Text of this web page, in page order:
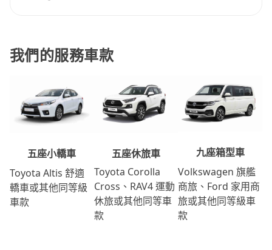
我們的服務車款
五座小轎車
Toyota Altis 舒適
轎車或其他同等級
車款
五座休旅車
Toyota Corolla
Cross、RAV4 運動
休旅或其他同等車
款
九座箱型車
Volkswagen 旗艦
商旅、Ford 家用商
旅或其他同等級車
款